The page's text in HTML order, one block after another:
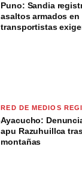
Puno: Sandia
asaltos armados en
transportistas
RED DE MEDIOS
Ayacucho:
apu Razuhuillca
montañas